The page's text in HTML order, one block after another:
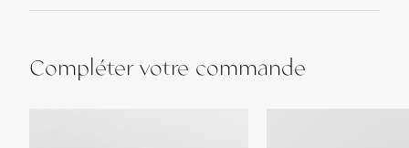
Compléter votre commande